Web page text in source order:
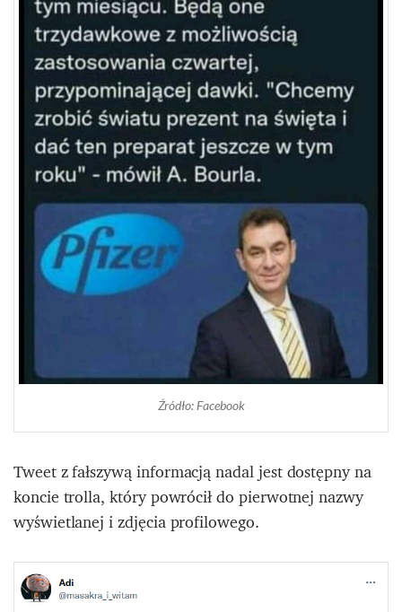
Źródło: Facebook
Tweet z fałszywą informacją nadal jest dostępny na
koncie trolla, który powrócił do pierwotnej nazwy
wyświetlanej i zdjęcia profilowego.